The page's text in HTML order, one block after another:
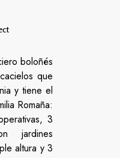
boloñés
que
y tiene el
Romaña:
3
jardines
altura y 3